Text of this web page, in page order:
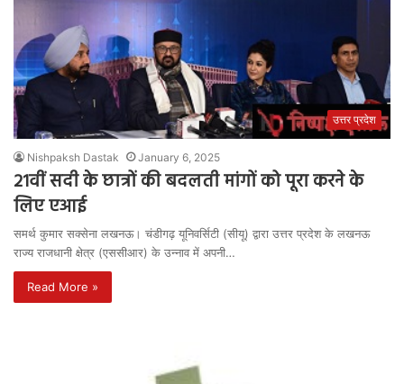
उत्तर प्रदेश
Nishpaksh Dastak January 6, 2025
21वीं सदी के छात्रों की बदलती मांगों को पूरा करने के
लिए एआई
समर्थ कुमार सक्सेना लखनऊ। चंडीगढ़ यूनिवर्सिटी (सीयू) द्वारा उत्तर प्रदेश के लखनऊ
राज्य राजधानी क्षेत्र (एससीआर) के उन्नाव में अपनी…
Read More »